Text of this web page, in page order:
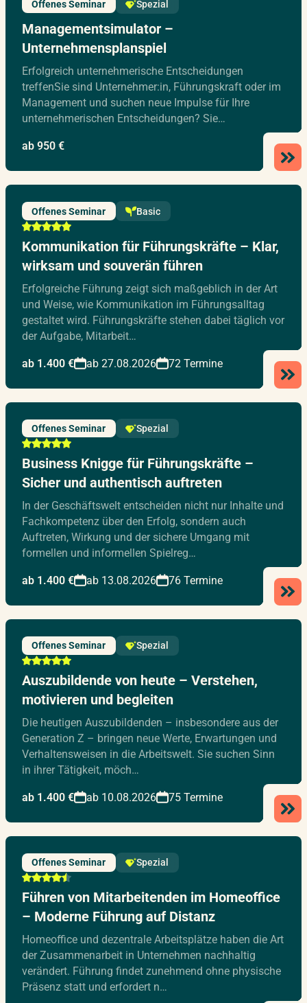
Offenes Seminar Spezial
Managementsimulator –
Unternehmensplanspiel
Erfolgreich unternehmerische Entscheidungen
treffenSie sind Unternehmer:in, Führungskraft oder im
Management und suchen neue Impulse für Ihre
unternehmerischen Entscheidungen? Sie…
ab 950 €
Offenes Seminar Basic
Kommunikation für Führungskräfte – Klar,
wirksam und souverän führen
Erfolgreiche Führung zeigt sich maßgeblich in der Art
und Weise, wie Kommunikation im Führungsalltag
gestaltet wird. Führungskräfte stehen dabei täglich vor
der Aufgabe, Mitarbeit…
ab 1.400 € ab 27.08.2026 72 Termine
Offenes Seminar Spezial
Business Knigge für Führungskräfte –
Sicher und authentisch auftreten
In der Geschäftswelt entscheiden nicht nur Inhalte und
Fachkompetenz über den Erfolg, sondern auch
Auftreten, Wirkung und der sichere Umgang mit
formellen und informellen Spielreg…
ab 1.400 € ab 13.08.2026 76 Termine
Offenes Seminar Spezial
Auszubildende von heute – Verstehen,
motivieren und begleiten
Die heutigen Auszubildenden – insbesondere aus der
Generation Z – bringen neue Werte, Erwartungen und
Verhaltensweisen in die Arbeitswelt. Sie suchen Sinn
in ihrer Tätigkeit, möch…
ab 1.400 € ab 10.08.2026 75 Termine
Offenes Seminar Spezial
Führen von Mitarbeitenden im Homeoffice
– Moderne Führung auf Distanz
Homeoffice und dezentrale Arbeitsplätze haben die Art
der Zusammenarbeit in Unternehmen nachhaltig
verändert. Führung findet zunehmend ohne physische
Präsenz statt und erfordert n…